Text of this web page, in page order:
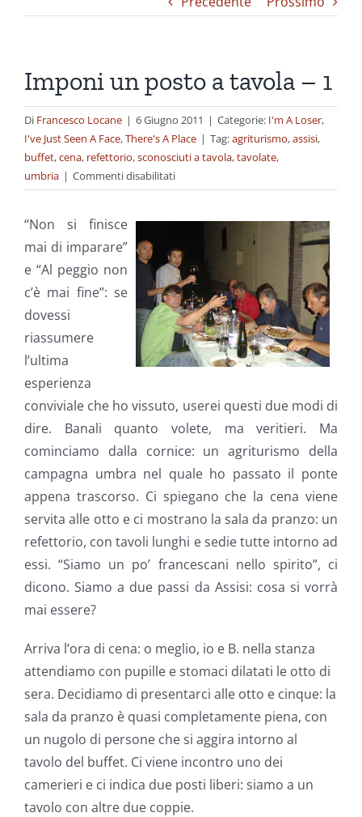
Imponi un posto a tavola – 1
Di Francesco Locane | 6 Giugno 2011 | Categorie: I'm A Loser,
I've Just Seen A Face,There's A Place | Tag:agriturismo,assisi,
buffet,cena, refettorio,sconosciuti a tavola,tavolate,
umbria | Commenti disabilitatisu
Imponi
a
tavola
–
1
“Non si finisce
mai di imparare”
e “Al peggio non
c’è mai fine”: se
dovessi
riassumere
l’ultima
esperienza
conviviale che ho vissuto, userei questi due modi di
dire. Banali quanto volete, ma veritieri. Ma
cominciamo dalla cornice: un agriturismo della
campagna umbra nel quale ho passato il ponte
appena trascorso. Ci spiegano che la cena viene
servita alle otto e ci mostrano la sala da pranzo: un
refettorio, con tavoli lunghi e sedie tutte intorno ad
essi. “Siamo un po’ francescani nello spirito”, ci
dicono. Siamo a due passi da Assisi: cosa si vorrà
mai essere?
Arriva l’ora di cena: o meglio, io e B. nella stanza
attendiamo con pupille e stomaci dilatati le otto di
sera. Decidiamo di presentarci alle otto e cinque: la
sala da pranzo è quasi completamente piena, con
un nugolo di persone che si aggira intorno al
tavolo del buffet. Ci viene incontro uno dei
camerieri e ci indica due posti liberi: siamo a un
tavolo con altre due coppie.